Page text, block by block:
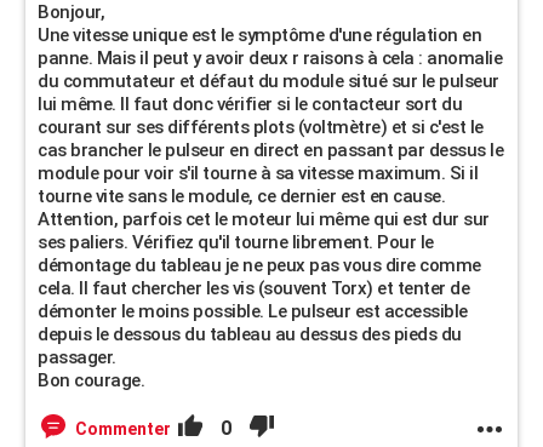
Bonjour,
Une vitesse unique est le symptôme d'une régulation en
panne. Mais il peut y avoir deux r raisons à cela : anomalie
du commutateur et défaut du module situé sur le pulseur
lui même. Il faut donc vérifier si le contacteur sort du
courant sur ses différents plots (voltmètre) et si c'est le
cas brancher le pulseur en direct en passant par dessus le
module pour voir s'il tourne à sa vitesse maximum. Si il
tourne vite sans le module, ce dernier est en cause.
Attention, parfois cet le moteur lui même qui est dur sur
ses paliers. Vérifiez qu'il tourne librement. Pour le
démontage du tableau je ne peux pas vous dire comme
cela. Il faut chercher les vis (souvent Torx) et tenter de
démonter le moins possible. Le pulseur est accessible
depuis le dessous du tableau au dessus des pieds du
passager.
Bon courage.
Commenter 0